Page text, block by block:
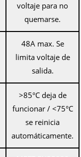
voltaje para no
quemarse.
48A max. Se
limita voltaje de
salida.
>85°C deja de
funcionar / <75°C
se reinicia
automáticamente.